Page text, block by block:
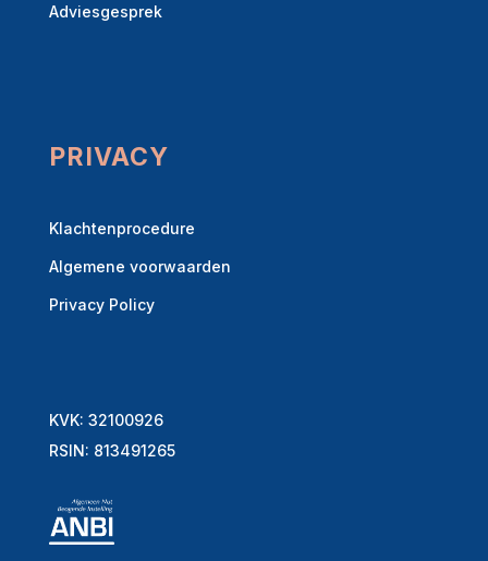
Adviesgesprek
PRIVACY
Klachtenprocedure
Algemene voorwaarden
Privacy Policy
KVK: 32100926
RSIN: 813491265